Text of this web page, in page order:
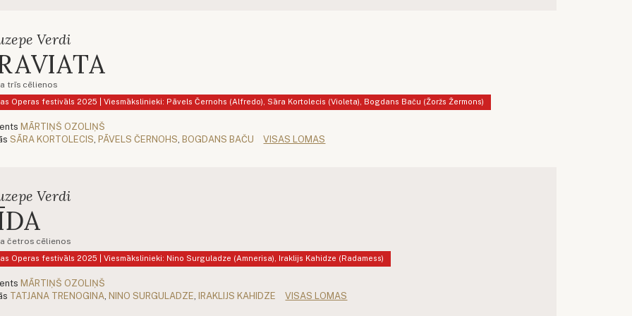
Verdi
trīs cēlienos
Operas festivāls 2025 | Viesmākslinieki: Pāvels Černohs (Alfredo), Sāra Kortolecis (Violeta), Bogdans Baču (Žoržs Žermons)
MĀRTIŅŠ OZOLIŅŠ
SĀRA KORTOLECIS, PĀVELS ČERNOHS, BOGDANS BAČU VISAS LOMAS
Verdi
četros cēlienos
Operas festivāls 2025 | Viesmākslinieki: Nino Surguladze (Amnerisa), Iraklijs Kahidze (Radamess)
MĀRTIŅŠ OZOLIŅŠ
TATJANA TRENOGINA, NINO SURGULADZE, IRAKLIJS KAHIDZE VISAS LOMAS